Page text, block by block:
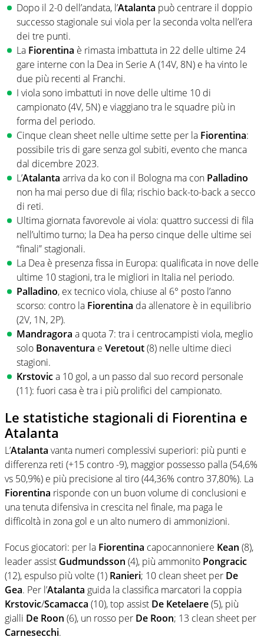
Dopo il 2-0 dell’andata, l’Atalanta può centrare il doppio
successo stagionale sui viola per la seconda volta nell’era
dei tre punti.
La Fiorentina è rimasta imbattuta in 22 delle ultime 24
gare interne con la Dea in Serie A (14V, 8N) e ha vinto le
due più recenti al Franchi.
I viola sono imbattuti in nove delle ultime 10 di
campionato (4V, 5N) e viaggiano tra le squadre più in
forma del periodo.
Cinque clean sheet nelle ultime sette per la Fiorentina:
possibile tris di gare senza gol subiti, evento che manca
dal dicembre 2023.
L’Atalanta arriva da ko con il Bologna ma con Palladino
non ha mai perso due di fila; rischio back-to-back a secco
di reti.
Ultima giornata favorevole ai viola: quattro successi di fila
nell’ultimo turno; la Dea ha perso cinque delle ultime sei
“finali” stagionali.
La Dea è presenza fissa in Europa: qualificata in nove delle
ultime 10 stagioni, tra le migliori in Italia nel periodo.
Palladino, ex tecnico viola, chiuse al 6° posto l’anno
scorso: contro la Fiorentina da allenatore è in equilibrio
(2V, 1N, 2P).
Mandragora a quota 7: tra i centrocampisti viola, meglio
solo Bonaventura e Veretout(8) nelle ultime dieci
stagioni.
Krstovica 10 gol, a un passo dal suo record personale
(11): fuori casa è tra i più prolifici del campionato.
Le statistiche stagionali di Fiorentina e
Atalanta
L’Atalanta vanta numeri complessivi superiori: più punti e
differenza reti (+15 contro -9), maggior possesso palla (54,6%
vs 50,9%) e più precisione al tiro (44,36% contro 37,80%). La
Fiorentina risponde con un buon volume di conclusioni e
una tenuta difensiva in crescita nel finale, ma paga le
difficoltà in zona gol e un alto numero di ammonizioni.
Focus giocatori: per la Fiorentina capocannoniere Kean (8),
leader assist Gudmundsson (4), più ammonito Pongracic
(12), espulso più volte (1) Ranieri; 10 clean sheet per De
Gea. Per l’Atalanta guida la classifica marcatori la coppia
Krstovic/Scamacca (10), top assist De Ketelaere(5), più
gialli De Roon (6), un rosso per De Roon; 13 clean sheet per
Carnesecchi.